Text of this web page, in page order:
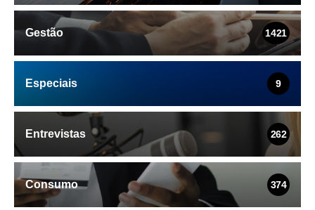
Gestão 1421
Especiais 9
Entrevistas 262
Consumo 374